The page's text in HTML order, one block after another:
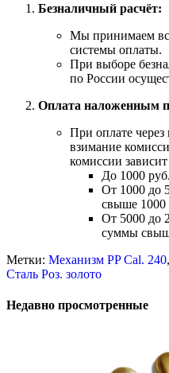
Безналичный расчёт:
Мы принимаем
системы оплаты.
При выборе
по России
Оплата наложенным
При оплате
взимание
комиссии
До 1000
От 1000 до
свыше 1000
От 5000 до
суммы
Метки: Механизм PP Cal. 240,
Сталь Роз. золото
Недавно просмотренные